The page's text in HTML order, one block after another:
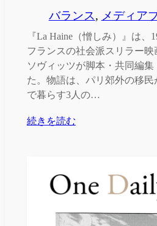
バランス, メディア
『La Haine（憎しみ）』は、
フランスの社会派スリラー
ソヴィッツが脚本・共同編
た。物語は、パリ郊外の移
で暮らす3人の…
続きを読む